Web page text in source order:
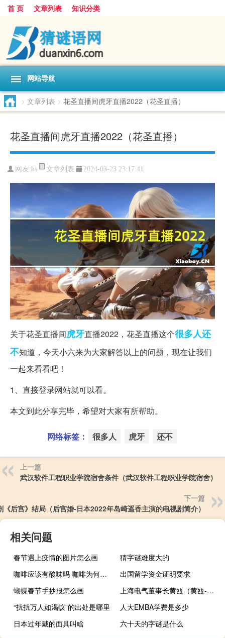
首 页 文章列表 知识分类
网站导航
> 文章列表 > 花圣直播间虎牙直播2022（花圣直播）
花圣直播间虎牙直播2022（花圣直播）
网友:hs 文章列表 2024-03-23 23:17:41
关于花圣直播间虎牙直播2022，花圣直播这个很多人还
不知道，今天小六来为大家解答以上的问题，现在让我们
一起来看看吧！
1、直接登录网站就可以看。
本文到此分享完毕，希望对大家有所帮助。
网络标签： 很多人 虎牙 还不
上一篇
武汉软件工程职业学院宿舍条件（武汉软件工程职业学院宿舍）
下一篇
《后宫》结局（后宫婚-日本2022年岛崎遥香主演的电视剧简介）
相关问题
春节遇上疫情的图片怎么画
猜字谜难度大的
咖啡应该有酸味吗 咖啡为何会有酸味
出国留学资金证明要求
蝴蝶春节手抄报怎么画
上海电气董事长黄瓯（黄瓯-上海电气集团股份有限公司前任总裁介绍）
“扰扰万人如渴蚁”的出处是哪里
人大EMBA学费是多少
日本过年戴的面具叫啥
六十天的字谜是什么